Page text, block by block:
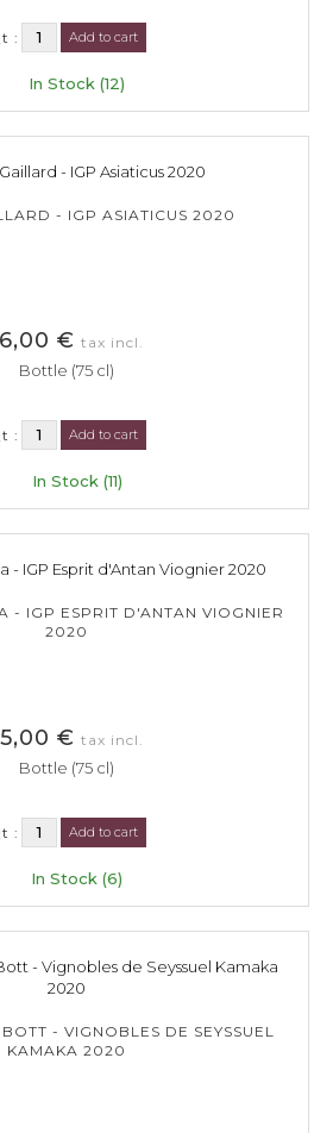
: Add to cart
In Stock (12)
- IGP ASIATICUS 2020
€ tax incl.
Bottle (75 cl)
: Add to cart
In Stock (11)
- IGP ESPRIT D'ANTAN VIOGNIER
2020
€ tax incl.
Bottle (75 cl)
: Add to cart
In Stock (6)
- VIGNOBLES DE SEYSSUEL
KAMAKA 2020